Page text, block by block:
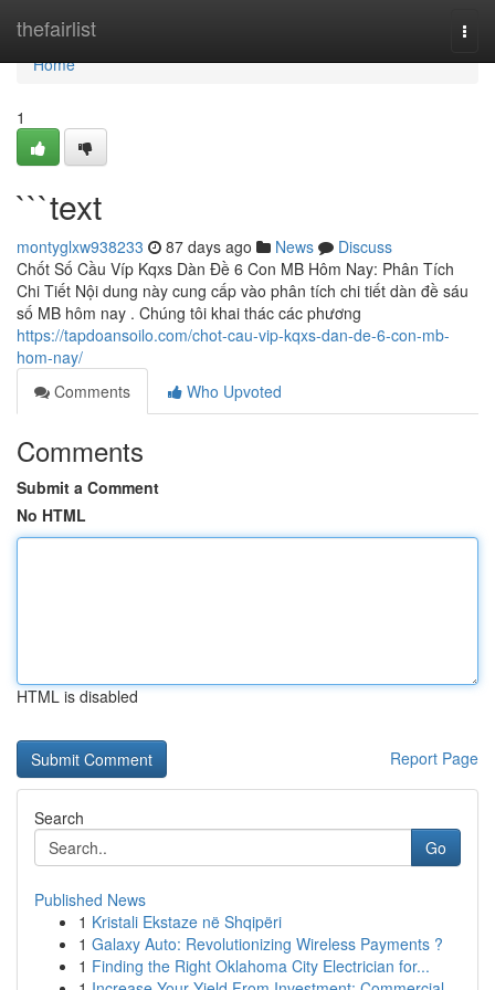
thefairlist
Home
Home
1
```text
montyglxw938233 87 days ago News
Discuss
Chốt Số Cầu Víp Kqxs Dàn Đề 6 Con MB Hôm Nay: Phân Tích
Chi Tiết Nội dung này cung cấp vào phân tích chi tiết dàn đề sáu
số MB hôm nay . Chúng tôi khai thác các phương
https://tapdoansoilo.com/chot-cau-vip-kqxs-dan-de-6-con-mb-
hom-nay/
Comments
Who Upvoted
Comments
Submit a Comment
No HTML
HTML is disabled
Report Page
Search
Go
Published News
1 Kristali Ekstaze në Shqipëri
1 Galaxy Auto: Revolutionizing Wireless Payments ?
1 Finding the Right Oklahoma City Electrician for...